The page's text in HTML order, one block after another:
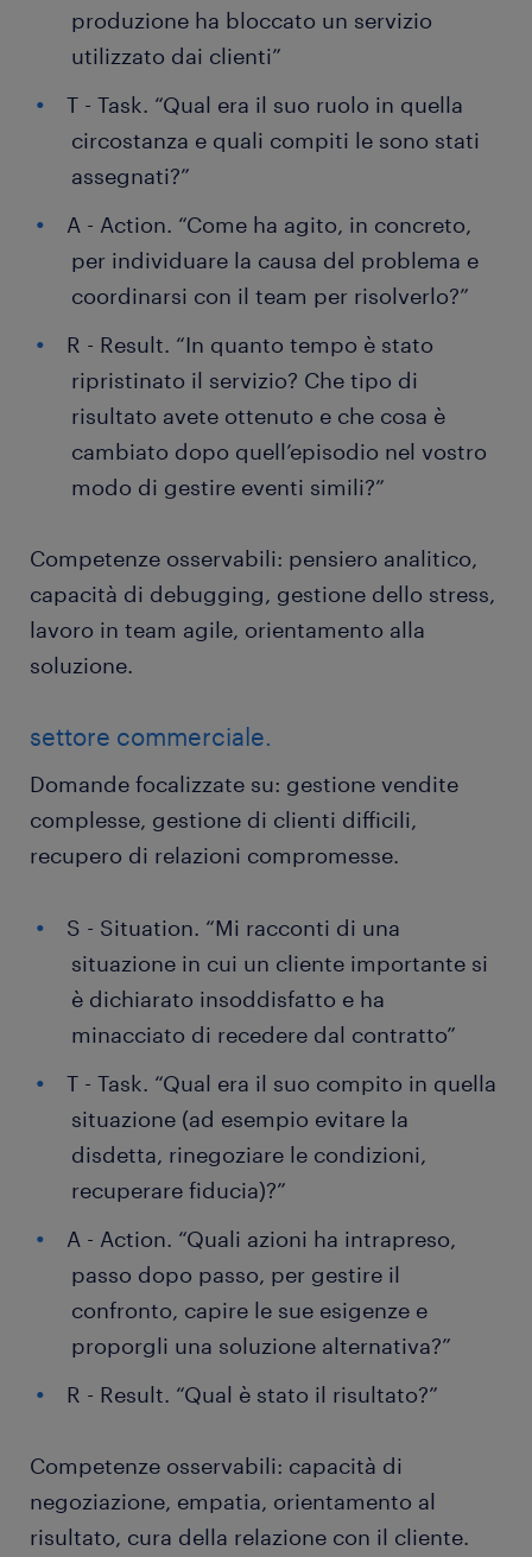
produzione ha bloccato un servizio
utilizzato dai clienti”
T - Task. “Qual era il suo ruolo in quella
circostanza e quali compiti le sono stati
assegnati?”
A - Action. “Come ha agito, in concreto,
per individuare la causa del problema e
coordinarsi con il team per risolverlo?”
R - Result. “In quanto tempo è stato
ripristinato il servizio? Che tipo di
risultato avete ottenuto e che cosa è
cambiato dopo quell’episodio nel vostro
modo di gestire eventi simili?”
Competenze osservabili: pensiero analitico,
capacità di debugging, gestione dello stress,
lavoro in team agile, orientamento alla
soluzione.
settore commerciale.
Domande focalizzate su: gestione vendite
complesse, gestione di clienti difficili,
recupero di relazioni compromesse.
S - Situation. “Mi racconti di una
situazione in cui un cliente importante si
è dichiarato insoddisfatto e ha
minacciato di recedere dal contratto”
T - Task. “Qual era il suo compito in quella
situazione (ad esempio evitare la
disdetta, rinegoziare le condizioni,
recuperare fiducia)?”
A - Action. “Quali azioni ha intrapreso,
passo dopo passo, per gestire il
confronto, capire le sue esigenze e
proporgli una soluzione alternativa?”
R - Result. “Qual è stato il risultato?”
Competenze osservabili: capacità di
negoziazione, empatia, orientamento al
risultato, cura della relazione con il cliente.